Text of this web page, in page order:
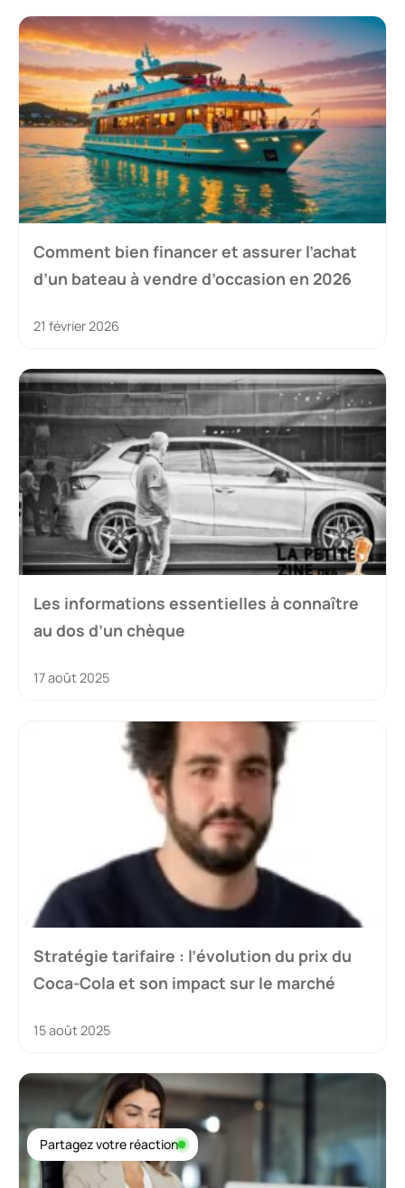
Comment bien financer et assurer l’achat
d’un bateau à vendre d’occasion en 2026
21 février 2026
Les informations essentielles à connaître
au dos d’un chèque
17 août 2025
Stratégie tarifaire : l’évolution du prix du
Coca-Cola et son impact sur le marché
15 août 2025
Partagez votre réaction